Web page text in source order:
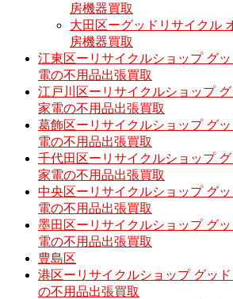
房機器買取
大田区ーグッドリサイクル
房機器買取
江東区ーリサイクルショップ グ
電の不用品出張買取
江戸川区ーリサイクルショップ
家電の不用品出張買取
葛飾区ーリサイクルショップ グ
電の不用品出張買取
千代田区ーリサイクルショップ
家電の不用品出張買取
中央区ーリサイクルショップ グ
電の不用品出張買取
墨田区ーリサイクルショップ グ
電の不用品出張買取
豊島区
港区ーリサイクルショップ グッ
の不用品出張買取